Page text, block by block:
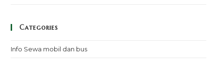
Categories
Info Sewa mobil dan bus